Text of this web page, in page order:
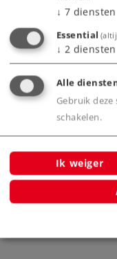
↓ 7 diensten
Essential
↓ 2 diensten
Alle
Gebruik
schakelen.
Ik weiger